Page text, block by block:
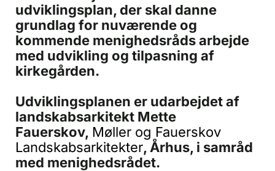
udviklingsplan, der skal danne
grundlag for nuværende og
kommende menighedsråds arbejde
med udvikling og tilpasning af
kirkegården.
Udviklingsplanen er udarbejdet af
landskabsarkitekt Mette
Fauerskov, Møller og Fauerskov
Landskabsarkitekter, Århus, i samråd
med menighedsrådet.